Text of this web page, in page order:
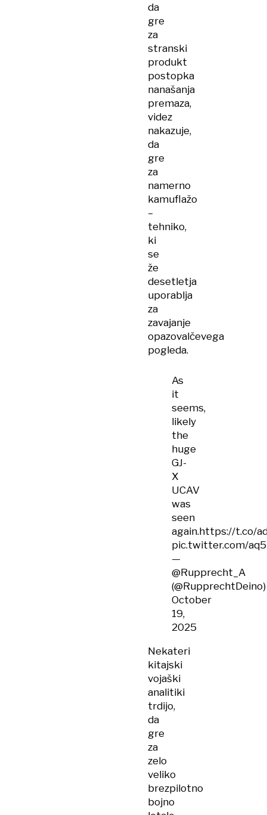
da
gre
za
stranski
produkt
postopka
nanašanja
premaza,
videz
nakazuje,
da
gre
za
namerno
kamuflažo
–
tehniko,
ki
se
že
desetletja
uporablja
za
zavajanje
opazovalčevega
pogleda.
As
it
seems,
likely
the
huge
GJ-
X
UCAV
was
seen
again.https://t.co/
pic.twitter.com/
—
@Rupprecht_A
(@RupprechtDeino)
October
19,
2025
Nekateri
kitajski
vojaški
analitiki
trdijo,
da
gre
za
zelo
veliko
brezpilotno
bojno